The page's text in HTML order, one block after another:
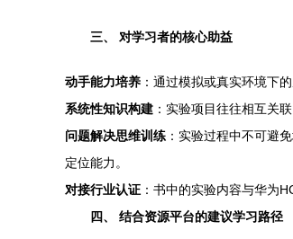
三、 对学习者的核心助益
动手能力培养 ：通过模拟或真实环境下
系统性知识构建 ：实验项目往往相互关
问题解决思维训练 ：实验过程中不可避
定位能力。
对接行业认证 ：书中的实验内容与华为
四、 结合资源平台的建议学习路径